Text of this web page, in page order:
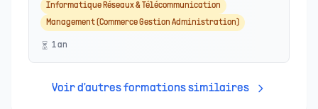
Informatique Réseaux & Télécommunication
Management (Commerce Gestion Administration)
1an
Voir d'autres formations similaires